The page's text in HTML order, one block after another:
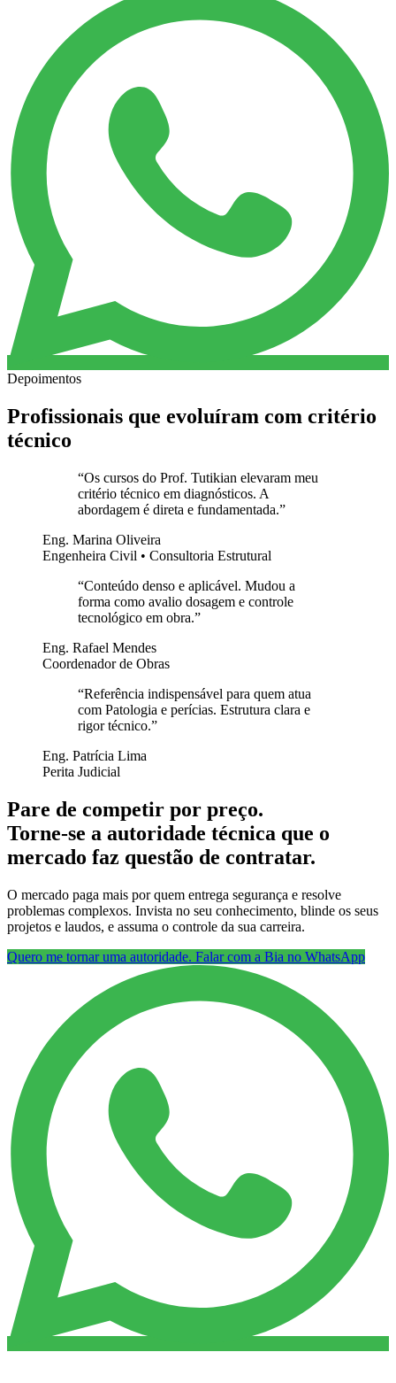
Depoimentos
Profissionais que evoluíram com critério
técnico
“Os cursos do Prof. Tutikian elevaram meu
critério técnico em diagnósticos. A
abordagem é direta e fundamentada.”
Eng. Marina Oliveira
Engenheira Civil • Consultoria Estrutural
“Conteúdo denso e aplicável. Mudou a
forma como avalio dosagem e controle
tecnológico em obra.”
Eng. Rafael Mendes
Coordenador de Obras
“Referência indispensável para quem atua
com Patologia e perícias. Estrutura clara e
rigor técnico.”
Eng. Patrícia Lima
Perita Judicial
Pare de competir por preço.
Torne-se a autoridade técnica que o
mercado faz questão de contratar.
O mercado paga mais por quem entrega segurança e resolve
problemas complexos. Invista no seu conhecimento, blinde os seus
projetos e laudos, e assuma o controle da sua carreira.
Quero me tornar uma autoridade. Falar com a Bia no WhatsApp